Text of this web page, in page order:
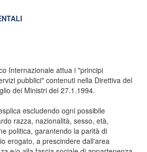
Internazionale attua i "principi
pubblici" contenuti nella Direttiva del
dei Ministri del 27.1.1994.
escludendo ogni possibile
razza, nazionalità, sesso, età,
politica, garantendo la parità di
erogato, a prescindere dall'area